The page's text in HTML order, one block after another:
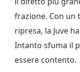
frazione. Con un
ripresa, la Juve
Intanto sfuma il
essere contento.